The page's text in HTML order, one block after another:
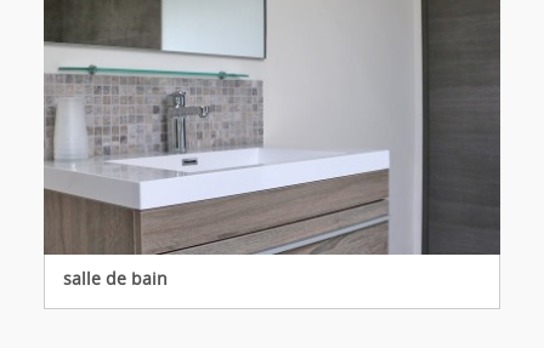
salle de bain